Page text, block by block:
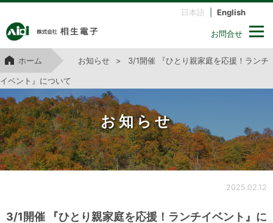
日本語 English
お問合せ
ホーム お知らせ 3/1開催 『ひとり親家庭を応援！ランチ
イベント』について
お知らせ
2025.02.12
3/1開催 『ひとり親家庭を応援！ランチイベント』に